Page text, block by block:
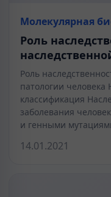
Молекулярная
Роль
Роль
патологии
классификация
заболевания
и генными
14.01.2021